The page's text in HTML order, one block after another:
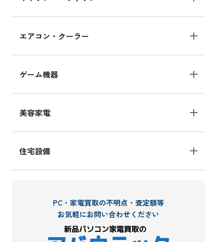
エアコン・クーラー
ゲーム機器
美容家電
住宅設備
PC・家電買取の不明点・査定額等
お気軽にお問い合わせください